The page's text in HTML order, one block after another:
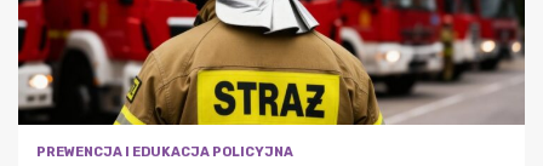
PREWENCJA I EDUKACJA POLICYJNA